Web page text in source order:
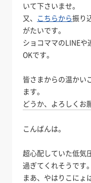
いて下さいませ。
又、 こちらから振り
がたいです。
ショコママのLINE
OKです。
皆さまからの温かい
ます。
どうか、よろしくお
こんばんは。
超心配していた低気
過ぎてくれそうです。
まあ、やはりこにょ